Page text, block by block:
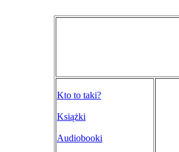
Kto to taki?
Książki
Audiobooki